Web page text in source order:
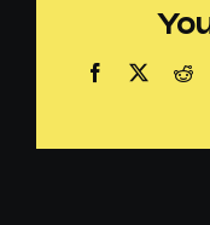
Facebook